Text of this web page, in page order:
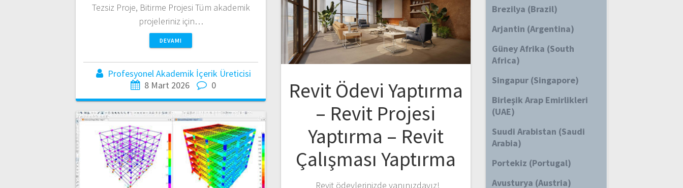
Tezsiz Proje, Bitirme Projesi Tüm akademik
projeleriniz için…
DEVAMI
Profesyonel Akademik İçerik Üreticisi
8 Mart 2026
0
Revit Ödevi Yaptırma
– Revit Projesi
Yaptırma – Revit
Çalışması Yaptırma
Revit ödevlerinizde yanınızdayız!
Brezilya (Brazil)
Arjantin (Argentina)
Güney Afrika (South
Africa)
Singapur (Singapore)
Birleşik Arap Emirlikleri
(UAE)
Suudi Arabistan (Saudi
Arabia)
Portekiz (Portugal)
Avusturya (Austria)